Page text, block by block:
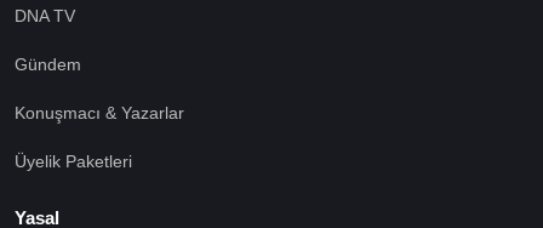
DNA TV
Gündem
Konuşmacı & Yazarlar
Üyelik Paketleri
Yasal